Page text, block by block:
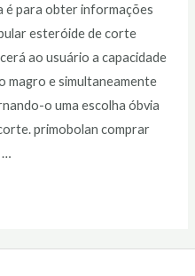
é para obter informações
esteróide de corte
ao usuário a capacidade
magro e simultaneamente
o uma escolha óbvia
primobolan comprar
…